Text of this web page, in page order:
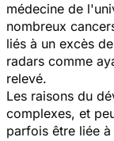
médecine de
nombreux
liés à un excès
radars comme
relevé.
Les raisons du
complexes, et
parfois être liée